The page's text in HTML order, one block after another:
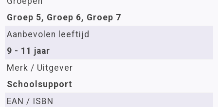
Groep 5, Groep 6, Groep 7
Aanbevolen leeftijd
9 - 11 jaar
Merk / Uitgever
Schoolsupport
EAN / ISBN